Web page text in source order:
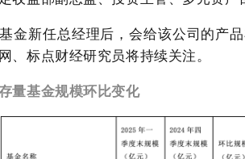
金新任总经理后，会给该公司的产
、标点财经研究员将持续关注。
量基金规模环比变化